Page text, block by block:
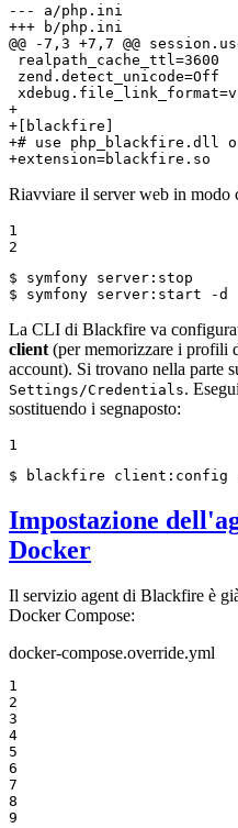
--- a/php.ini
+++ b/php.ini
@@ -7,3 +7,7 @@
realpath_cache_ttl=3600
zend.detect_unicode=Off
+
+[blackfire]
+# use php_blackfire.dll on
+extension=blackfire.so
Riavviare il server web in modo
1
2
$
$ symfony server:start -d
La CLI di Blackfire va
client (per memorizzare i profili
account). Si trovano nella parte
Settings/Credentials.
sostituendo i segnaposto:
1
$
blackfire client:config
Impostazione
Docker
Il servizio agent di Blackfire è
Docker Compose:
docker-compose.override.yml
1
2
3
4
5
6
7
8
9